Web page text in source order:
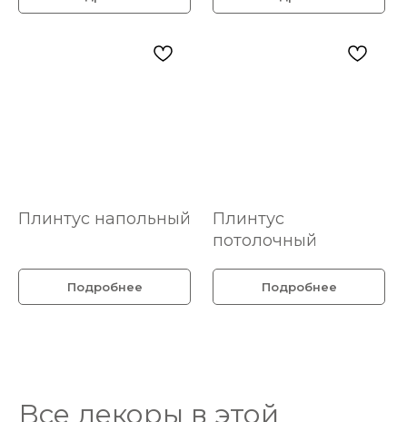
Плинтус напольный
Подробнее
Плинтус
потолочный
Подробнее
Все декоры в этой